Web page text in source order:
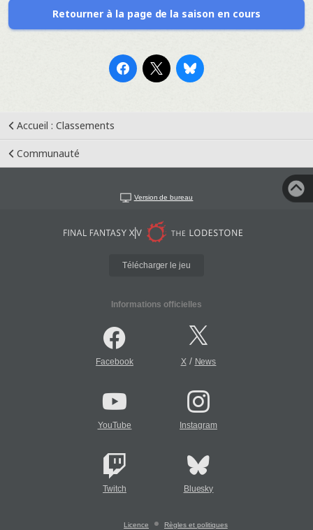
Retourner à la page de la saison en cours
Accueil : Classements
Communauté
Version de bureau
Télécharger le jeu
Informations officielles
Facebook X/ News
YouTube Instagram
Twitch Bluesky
Licence Règles et politiques